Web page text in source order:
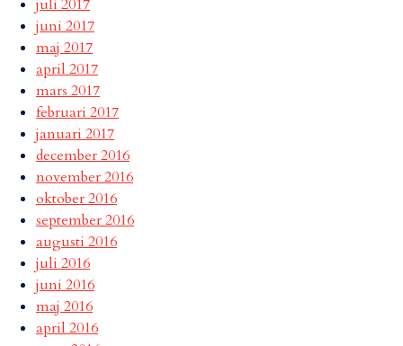
juli 2017
juni 2017
maj 2017
april 2017
mars 2017
februari 2017
januari 2017
december 2016
november 2016
oktober 2016
september 2016
augusti 2016
juli 2016
juni 2016
maj 2016
april 2016